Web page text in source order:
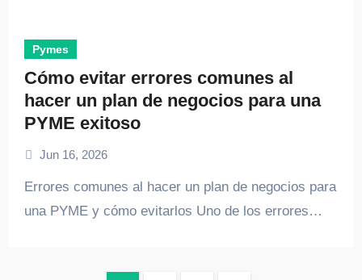
Pymes
Cómo evitar errores comunes al
hacer un plan de negocios para una
PYME exitoso
Jun 16, 2026
Errores comunes al hacer un plan de negocios para
una PYME y cómo evitarlos Uno de los errores…